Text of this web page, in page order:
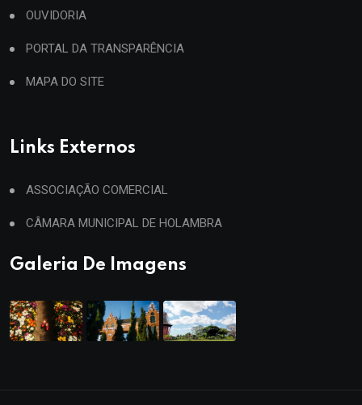
OUVIDORIA
PORTAL DA TRANSPARÊNCIA
MAPA DO SITE
Links Externos
ASSOCIAÇÃO COMERCIAL
CÂMARA MUNICIPAL DE HOLAMBRA
Galeria De Imagens